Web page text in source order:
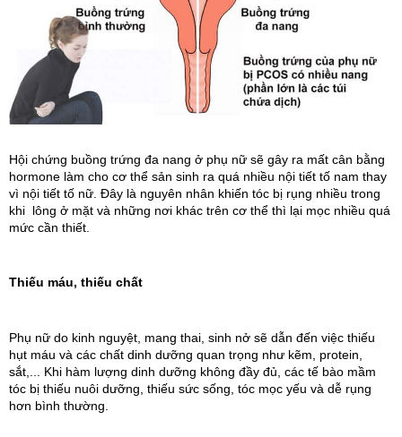
Hội chứng buồng trứng đa nang ở phụ nữ sẽ gây ra mất cân bằng
hormone làm cho cơ thể sản sinh ra quá nhiều nội tiết tố nam thay
vì nội tiết tố nữ. Đây là nguyên nhân khiến tóc bị rụng nhiều trong
khi lông ở mặt và những nơi khác trên cơ thể thì lại mọc nhiều quá
mức cần thiết.
Thiếu máu, thiếu chất
Phụ nữ do kinh nguyệt, mang thai, sinh nở sẽ dẫn đến việc thiếu
hụt máu và các chất dinh dưỡng quan trọng như kẽm, protein,
sắt,... Khi hàm lượng dinh dưỡng không đầy đủ, các tế bào mầm
tóc bị thiếu nuôi dưỡng, thiếu sức sống, tóc mọc yếu và dễ rụng
hơn bình thường.